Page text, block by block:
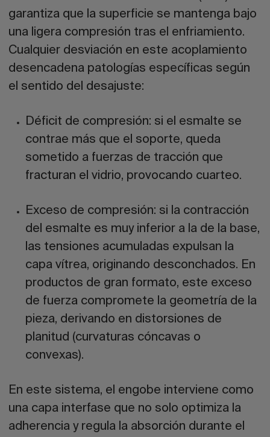
garantiza que la superficie se mantenga bajo
una ligera compresión tras el enfriamiento.
Cualquier desviación en este acoplamiento
desencadena patologías específicas según
el sentido del desajuste:
Déficit de compresión: si el esmalte se
contrae más que el soporte, queda
sometido a fuerzas de tracción que
fracturan el vidrio, provocando cuarteo.
Exceso de compresión: si la contracción
del esmalte es muy inferior a la de la base,
las tensiones acumuladas expulsan la
capa vítrea, originando desconchados. En
productos de gran formato, este exceso
de fuerza compromete la geometría de la
pieza, derivando en distorsiones de
planitud (curvaturas cóncavas o
convexas).
En este sistema, el engobe interviene como
una capa interfase que no solo optimiza la
adherencia y regula la absorción durante el